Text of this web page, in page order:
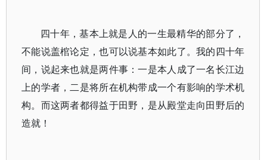
四十年，基本上就是人的一生最精华的部分了，
不能说盖棺论定，也可以说基本如此了。我的四十年
间，说起来也就是两件事：一是本人成了一名长江边
上的学者，二是将所在机构带成一个有影响的学术机
构。而这两者都得益于田野，是从殿堂走向田野后的
造就！